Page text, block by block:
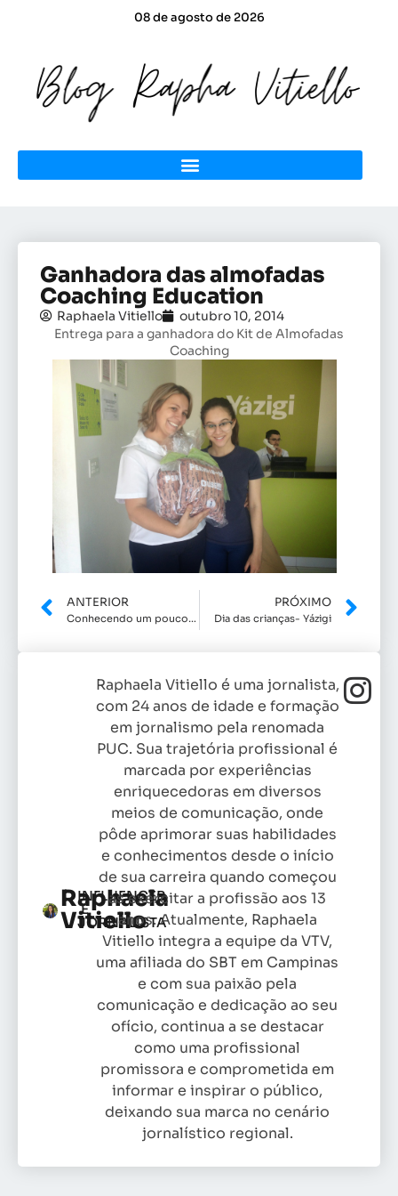
08 de agosto de 2026
Ganhadora das almofadas
Coaching Education
Raphaela Vitiello
outubro 10, 2014
Entrega para a ganhadora do Kit de Almofadas
Coaching
ANTERIOR
Conhecendo um pouco da escritora Paula Pimenta.
PRÓXIMO
Dia das crianças- Yázigi
Raphaela
Vitiello
INFLUENCER
E
JORNALISTA
Raphaela Vitiello é uma jornalista,
com 24 anos de idade e formação
em jornalismo pela renomada
PUC. Sua trajetória profissional é
marcada por experiências
enriquecedoras em diversos
meios de comunicação, onde
pôde aprimorar suas habilidades
e conhecimentos desde o início
de sua carreira quando começou
as exercitar a profissão aos 13
anos. Atualmente, Raphaela
Vitiello integra a equipe da VTV,
uma afiliada do SBT em Campinas
e com sua paixão pela
comunicação e dedicação ao seu
ofício, continua a se destacar
como uma profissional
promissora e comprometida em
informar e inspirar o público,
deixando sua marca no cenário
jornalístico regional.